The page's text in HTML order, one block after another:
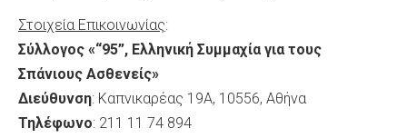
Στοιχεία Επικοινωνίας:
Σύλλογος «“95”, Ελληνική Συμμαχία για τους
Σπάνιους Ασθενείς»
Διεύθυνση: Καπνικαρέας 19Α, 10556, Αθήνα
Τηλέφωνο: 211 11 74 894